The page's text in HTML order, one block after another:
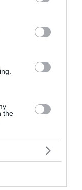
party tags to
in below Google
the
για
οι οκτώ
μέσα σε 20
του